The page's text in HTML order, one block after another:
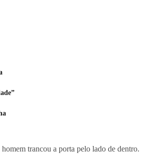
trancou a porta pelo lado de dentro.